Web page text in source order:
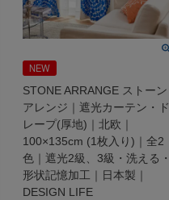
NEW
STONE ARRANGE ストーン
アレンジ｜遮光カーテン・ド
レープ(厚地)｜北欧｜
100×135cm (1枚入り)｜全2
色｜遮光2級、3級・洗える・
形状記憶加工｜日本製｜
DESIGN LIFE